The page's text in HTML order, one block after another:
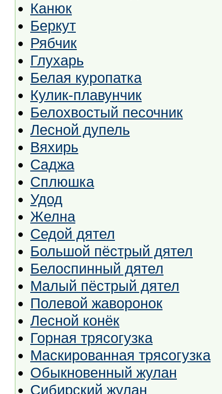
Канюк
Беркут
Рябчик
Глухарь
Белая куропатка
Кулик-плавунчик
Белохвостый песочник
Лесной дупель
Вяхирь
Саджа
Сплюшка
Удод
Желна
Седой дятел
Большой пёстрый дятел
Белоспинный дятел
Малый пёстрый дятел
Полевой жаворонок
Лесной конёк
Горная трясогузка
Маскированная трясогузка
Обыкновенный жулан
Сибирский жулан